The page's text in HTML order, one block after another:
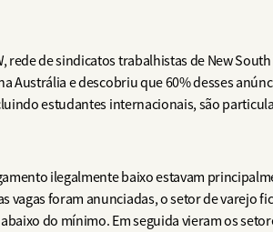
rede de sindicatos trabalhistas de New
Austrália e descobriu que 60% desses
estudantes internacionais, são
ilegalmente baixo estavam
vagas foram anunciadas, o setor de varejo
do mínimo. Em seguida vieram os